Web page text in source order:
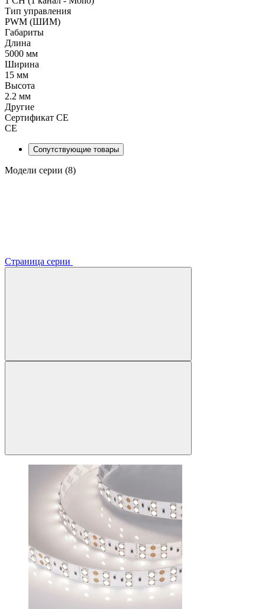
Тип управления
PWM (ШИМ)
Габариты
Длина
5000 мм
Ширина
15 мм
Высота
2.2 мм
Другие
Сертификат CE
CE
Сопутствующие товары
Модели серии (8)
Страница серии